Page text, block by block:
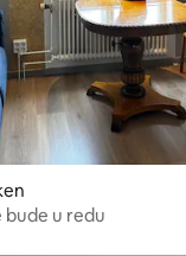
bude u redu